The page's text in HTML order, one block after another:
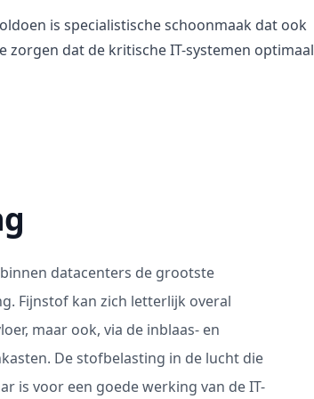
is specialistische schoonmaak dat ook
zorgen dat de kritische IT-systemen optimaal
datacenters de grootste
Fijnstof kan zich letterlijk overal
maar ook, via de inblaas- en
De stofbelasting in de lucht die
is voor een goede werking van de IT-